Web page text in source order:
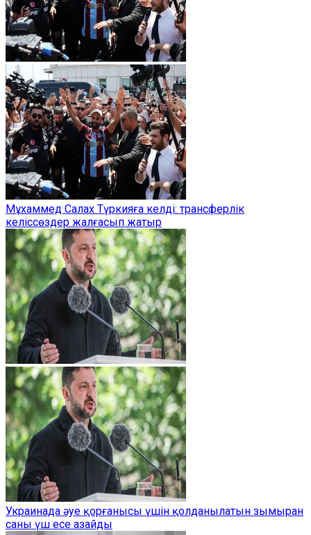
Мұхаммед Салах Түркияға келді: трансферлік
келіссөздер жалғасып жатыр
Украинада әуе қорғанысы үшін қолданылатын зымыран
саны үш есе азайды